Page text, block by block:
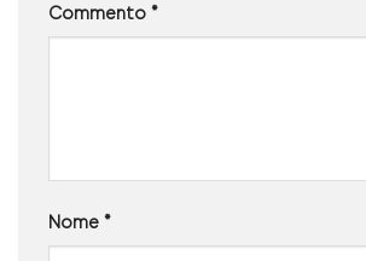
Commento *
Nome *